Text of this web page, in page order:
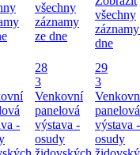
všechny
záznamy
ze dne
všechny
dne
-
28
3
Venkovní
panelová
výstava -
osudy
29
3
panelová
výstava -
osudy